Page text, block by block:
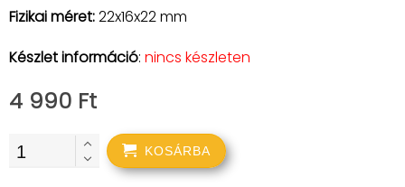
Fizikai méret:22x16x22 mm
Készlet információ: nincs készleten
4 990 Ft
KOSÁRBA